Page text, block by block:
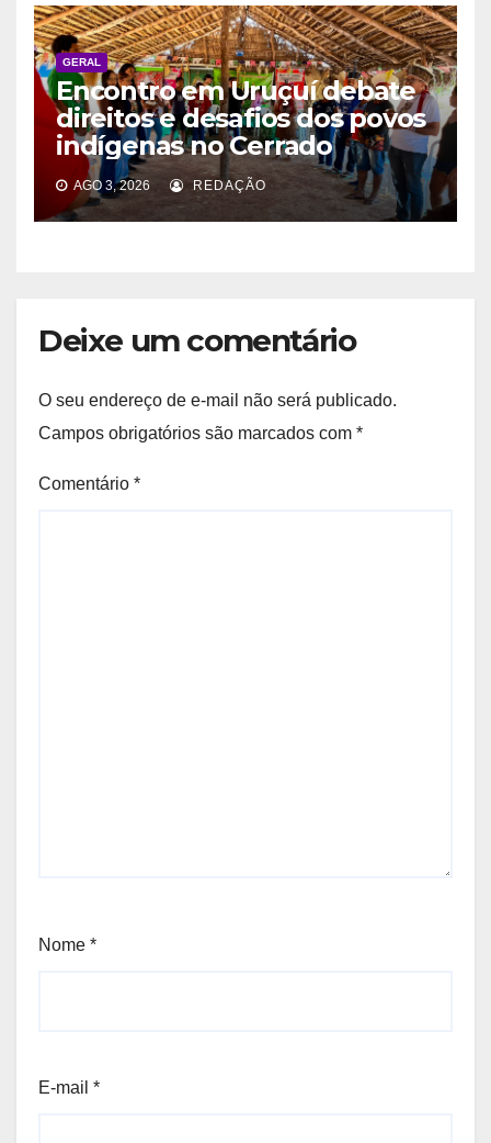
GERAL
Encontro em Uruçuí debate
direitos e desafios dos povos
indígenas no Cerrado
AGO 3, 2026 REDAÇÃO
Deixe um comentário
O seu endereço de e-mail não será publicado.
Campos obrigatórios são marcados com *
Comentário *
Nome *
E-mail *